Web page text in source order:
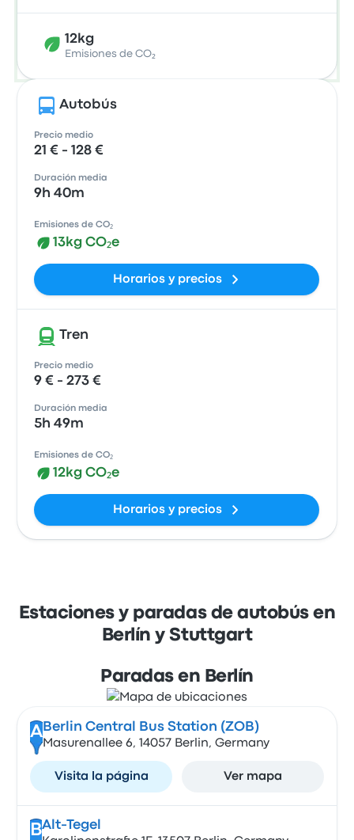
12kg
Emisiones de CO₂
Autobús
Precio medio
21 € - 128 €
Duración media
9h 40m
Emisiones de CO₂
13kg CO₂e
Horarios y precios
Tren
Precio medio
9 € - 273 €
Duración media
5h 49m
Emisiones de CO₂
12kg CO₂e
Horarios y precios
Estaciones y paradas de autobús en
Berlín y Stuttgart
Paradas en Berlín
A Berlin Central Bus Station (ZOB)
Masurenallee 6, 14057 Berlin, Germany
Visita la página Ver mapa
BAlt-Tegel